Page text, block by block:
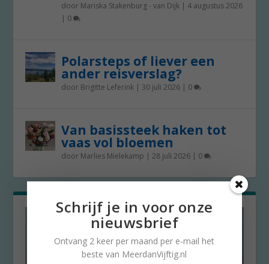
door Mariska Stakenburg - van Dijk | 4 augustus 2026
| 0
Polarsteps of liever een
ander reisverslag?
door Brigitte Leferink | 30 juli 2026 | 0
Van basissteek haken tot
vaas vol bloemen
door Marlies Mielekamp |28 juli 2026 | 0
Schrijf je in voor onze
nieuwsbrief
Ontvang 2 keer per maand per e-mail het
beste van MeerdanVijftig.nl